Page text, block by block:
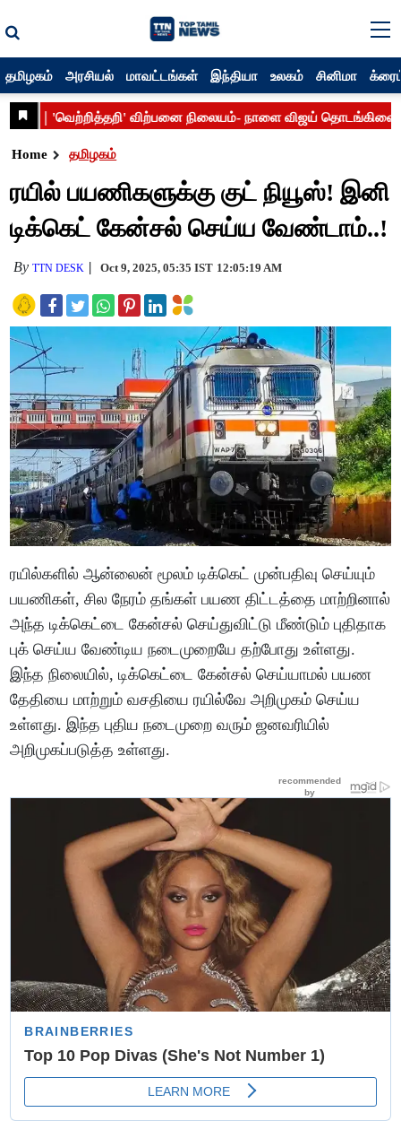
தமிழகம் அரசியல் மாவட்டங்கள் இந்தியா உலகம் சினிமா
Home தமிழகம்
ரயில் பயணிகளுக்கு குட் நியூஸ்! இனி
டிக்கெட் கேன்சல் செய்ய வேண்டாம்..!
ByTTN DESK Oct 9, 2025, 05:35 IST 12:05:19 AM
ரயில்களில் ஆன்லைன் மூலம் டிக்கெட் முன்பதிவு செய்யும்
பயணிகள், சில நேரம் தங்கள் பயண திட்டத்தை மாற்றினால்
அந்த டிக்கெட்டை கேன்சல் செய்துவிட்டு மீண்டும் புதிதாக
புக் செய்ய வேண்டிய நடைமுறையே தற்போது உள்ளது.
இந்த நிலையில், டிக்கெட்டை கேன்சல் செய்யாமல் பயண
தேதியை மாற்றும் வசதியை ரயில்வே அறிமுகம் செய்ய
உள்ளது. இந்த புதிய நடைமுறை வரும் ஜனவரியில்
அறிமுகப்படுத்த உள்ளது.